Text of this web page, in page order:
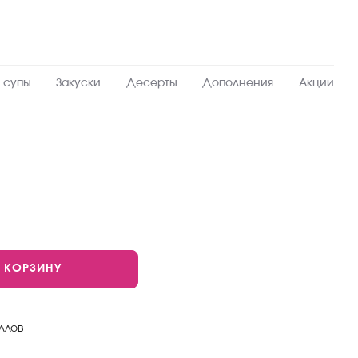
супы Закуски Десерты Дополнения Акции
КОРЗИНУ